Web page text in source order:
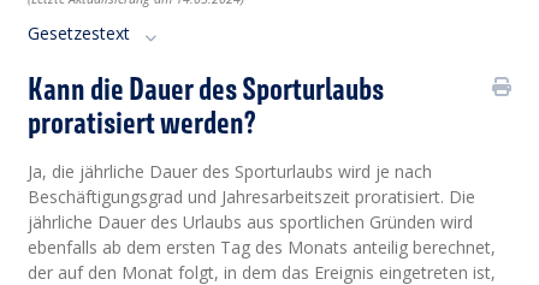
Gesetzestext
Kann die Dauer des Sporturlaubs
proratisiert werden?
Ja, die jährliche Dauer des Sporturlaubs wird je nach
Beschäftigungsgrad und Jahresarbeitszeit proratisiert. Die
jährliche Dauer des Urlaubs aus sportlichen Gründen wird
ebenfalls ab dem ersten Tag des Monats anteilig berechnet,
der auf den Monat folgt, in dem das Ereignis eingetreten ist,